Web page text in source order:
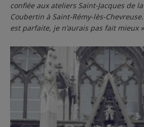
confiée aux ateliers Saint-Jacques de
Coubertin à Saint-Rémy-lès-
est parfaite, je n’aurais pas fait mieux »